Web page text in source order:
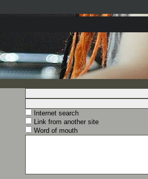
Internet search
Link from another site
Word of mouth